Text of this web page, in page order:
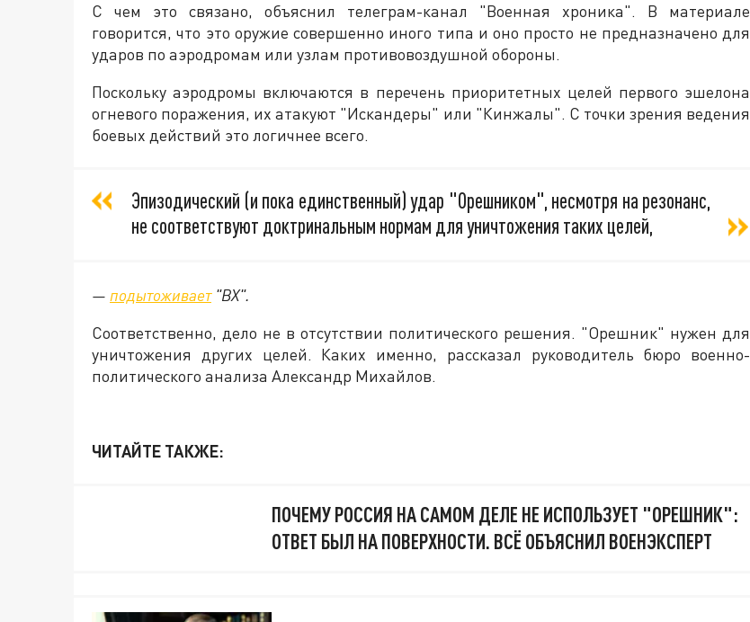
С чем это связано, объяснил телеграм-канал "Военная хроника". В материале
говорится, что это оружие совершенно иного типа и оно просто не предназначено для
ударов по аэродромам или узлам противовоздушной обороны.
Поскольку аэродромы включаются в перечень приоритетных целей первого эшелона
огневого поражения, их атакуют "Искандеры" или "Кинжалы". С точки зрения ведения
боевых действий это логичнее всего.
Эпизодический (и пока единственный) удар "Орешником", несмотря на резонанс,
не соответствуют доктринальным нормам для уничтожения таких целей,
— подытоживает"ВХ".
Соответственно, дело не в отсутствии политического решения. "Орешник" нужен для
уничтожения других целей. Каких именно, рассказал руководитель бюро военно-
политического анализа Александр Михайлов.
ЧИТАЙТЕ ТАКЖЕ:
ПОЧЕМУ РОССИЯ НА САМОМ ДЕЛЕ НЕ ИСПОЛЬЗУЕТ "ОРЕШНИК":
ОТВЕТ БЫЛ НА ПОВЕРХНОСТИ. ВСЁ ОБЪЯСНИЛ ВОЕНЭКСПЕРТ